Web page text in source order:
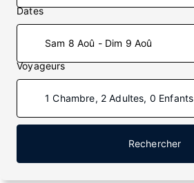
Dates
Sam 8 Aoû - Dim 9 Aoû
Voyageurs
1 Chambre, 2 Adultes, 0 Enfants
Rechercher